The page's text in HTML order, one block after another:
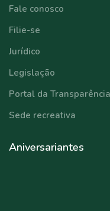
Fale conosco
Filie-se
Jurídico
Legislação
Portal da Transparência
Sede recreativa
Aniversariantes